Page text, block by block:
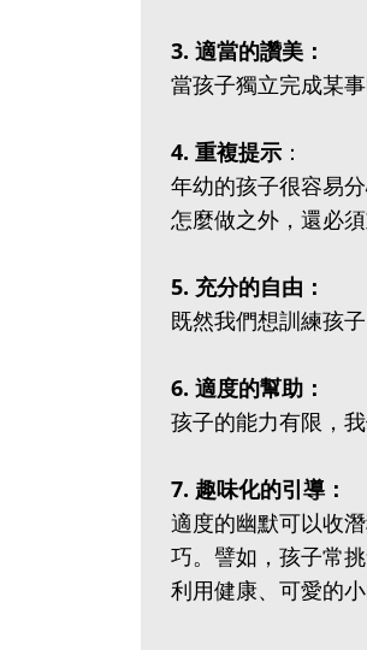
3. 適當的讚美：
當孩子獨立完成某
4. 重複提示 ：
年幼的孩子很容易
怎麼做之外，還必
5. 充分的自由：
既然我們想訓練孩
6. 適度的幫助：
孩子的能力有限，
7. 趣味化的引導：
適度的幽默可以收
巧。譬如，孩子常
利用健康、可愛的